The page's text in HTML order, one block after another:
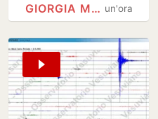
un'ora
GIORGIA MELONI